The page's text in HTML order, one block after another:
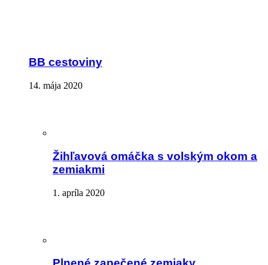
BB cestoviny
14. mája 2020
Žihľavová omáčka s volským okom a
zemiakmi
1. apríla 2020